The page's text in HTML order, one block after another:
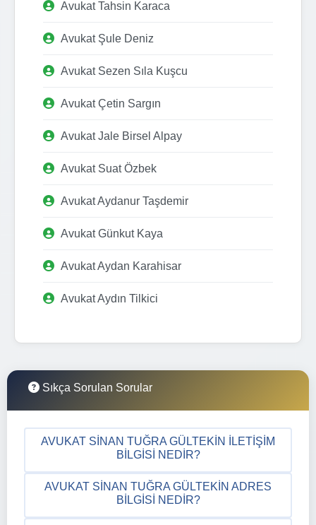
Avukat Tahsin Karaca
Avukat Şule Deniz
Avukat Sezen Sıla Kuşcu
Avukat Çetin Sargın
Avukat Jale Birsel Alpay
Avukat Suat Özbek
Avukat Aydanur Taşdemir
Avukat Günkut Kaya
Avukat Aydan Karahisar
Avukat Aydın Tilkici
Sıkça Sorulan Sorular
AVUKAT SINAN TUĞRA GÜLTEKIN İLETIŞIM
BILGISI NEDIR?
AVUKAT SINAN TUĞRA GÜLTEKIN ADRES
BILGISI NEDIR?